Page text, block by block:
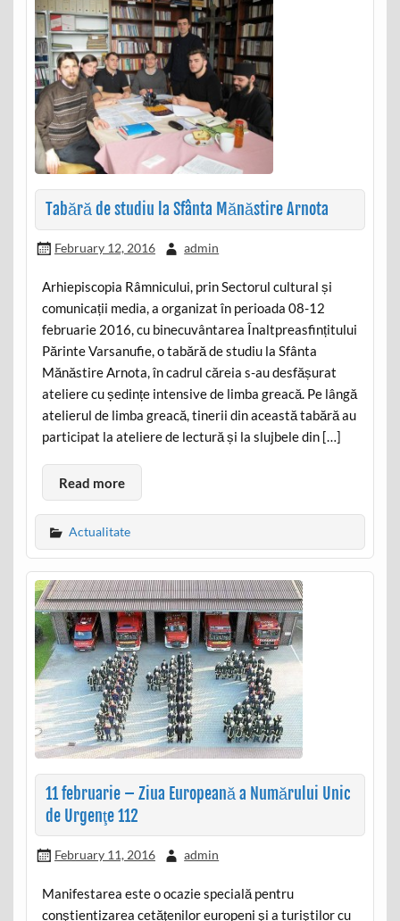
Tabără de studiu la Sfânta Mănăstire Arnota
February 12, 2016 admin
Arhiepiscopia Râmnicului, prin Sectorul cultural și
comunicații media, a organizat în perioada 08-12
februarie 2016, cu binecuvântarea Înaltpreasfințitului
Părinte Varsanufie, o tabără de studiu la Sfânta
Mănăstire Arnota, în cadrul căreia s-au desfășurat
ateliere cu ședințe intensive de limba greacă. Pe lângă
atelierul de limba greacă, tinerii din această tabără au
participat la ateliere de lectură și la slujbele din […]
Read more
Actualitate
11 februarie – Ziua Europeană a Numărului Unic
de Urgenţe 112
February 11, 2016 admin
Manifestarea este o ocazie specială pentru
conştientizarea cetăţenilor europeni şi a turiştilor cu